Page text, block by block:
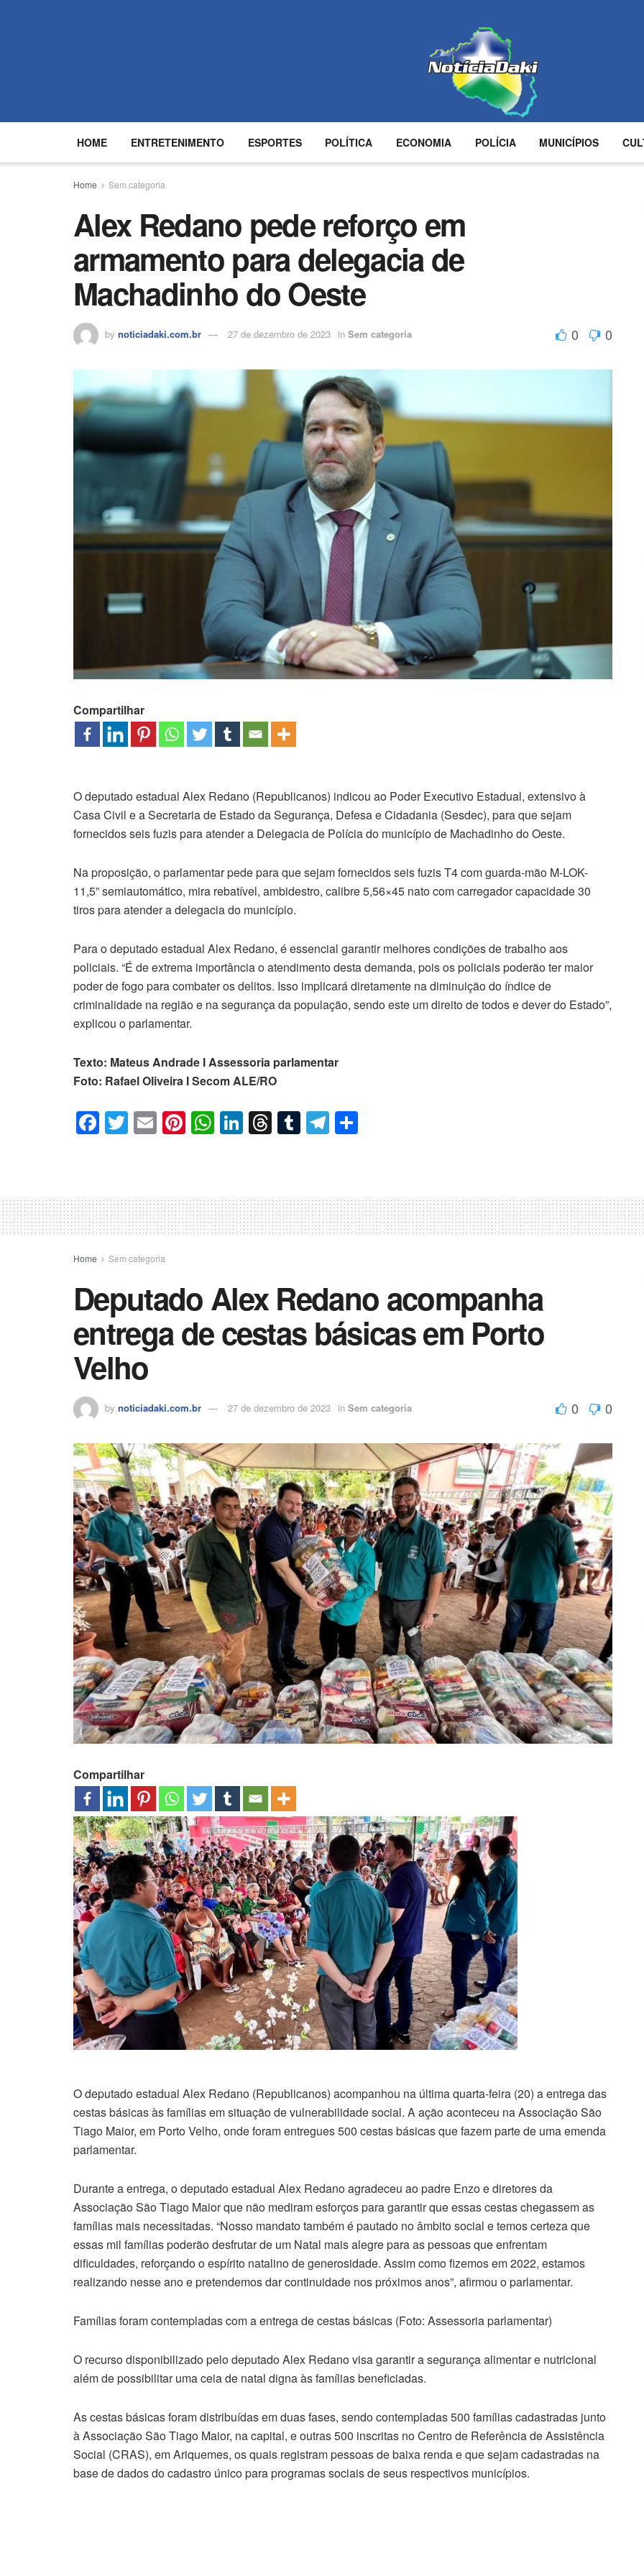
HOME ENTRETENIMENTO ESPORTES POLÍTICA ECONOMIA POLÍCIA MUNICÍPIOS
Home Sem categoria
Alex Redano pede reforço em
armamento para delegacia de
Machadinho do Oeste
by noticiadaki.com.br 27 de dezembro de 2023 in Sem categoria 0 0
Compartilhar
O deputado estadual Alex Redano (Republicanos) indicou ao Poder Executivo Estadual, extensivo à
Casa Civil e a Secretaria de Estado da Segurança, Defesa e Cidadania (Sesdec), para que sejam
fornecidos seis fuzis para atender a Delegacia de Polícia do município de Machadinho do Oeste.
Na proposição, o parlamentar pede para que sejam fornecidos seis fuzis T4 com guarda-mão M-LOK-
11,5” semiautomático, mira rebatível, ambidestro, calibre 5,56×45 nato com carregador capacidade 30
tiros para atender a delegacia do município.
Para o deputado estadual Alex Redano, é essencial garantir melhores condições de trabalho aos
policiais. “É de extrema importância o atendimento desta demanda, pois os policiais poderão ter maior
poder de fogo para combater os delitos. Isso implicará diretamente na diminuição do índice de
criminalidade na região e na segurança da população, sendo este um direito de todos e dever do Estado”,
explicou o parlamentar.
Texto: Mateus Andrade I Assessoria parlamentar
Foto: Rafael Oliveira I Secom ALE/RO
F
a
e
b
o
o
T
wi
er
E
m
Pi
nt
e
st
W
h
s
A
p
Li
n
e
dI
n
T
hr
a
d
s
T
u
bl
r
T
el
gr
a
m
p
ar
til
Home Sem categoria
Deputado Alex Redano acompanha
entrega de cestas básicas em Porto
Velho
by noticiadaki.com.br 27 de dezembro de 2023 in Sem categoria 0 0
Compartilhar
O deputado estadual Alex Redano (Republicanos) acompanhou na última quarta-feira (20) a entrega das
cestas básicas às famílias em situação de vulnerabilidade social. A ação aconteceu na Associação São
Tiago Maior, em Porto Velho, onde foram entregues 500 cestas básicas que fazem parte de uma emenda
parlamentar.
Durante a entrega, o deputado estadual Alex Redano agradeceu ao padre Enzo e diretores da
Associação São Tiago Maior que não mediram esforços para garantir que essas cestas chegassem as
famílias mais necessitadas. “Nosso mandato também é pautado no âmbito social e temos certeza que
essas mil famílias poderão desfrutar de um Natal mais alegre para as pessoas que enfrentam
dificuldades, reforçando o espírito natalino de generosidade. Assim como fizemos em 2022, estamos
realizando nesse ano e pretendemos dar continuidade nos próximos anos”, afirmou o parlamentar.
Famílias foram contempladas com a entrega de cestas básicas (Foto: Assessoria parlamentar)
O recurso disponibilizado pelo deputado Alex Redano visa garantir a segurança alimentar e nutricional
além de possibilitar uma ceia de natal digna às famílias beneficiadas.
As cestas básicas foram distribuídas em duas fases, sendo contempladas 500 famílias cadastradas junto
à Associação São Tiago Maior, na capital, e outras 500 inscritas no Centro de Referência de Assistência
Social (CRAS), em Ariquemes, os quais registram pessoas de baixa renda e que sejam cadastradas na
base de dados do cadastro único para programas sociais de seus respectivos municípios.